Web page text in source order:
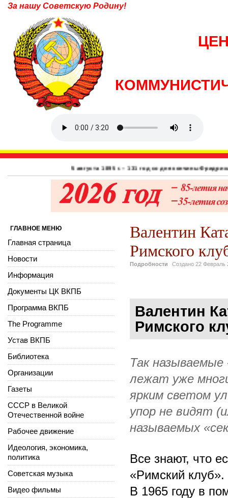
За нашу Советскую Родину!
5 августа 1895 г. – 131 год со дня кончины Фридриха
Валентин
Римского
Подробности Создано 22 Февраль
Валентин
Римского
Так
лежат уже
ярким светом
упор не видят
называемых
Все знают, что
«Римский
В 1965 году в
ГЛАВНОЕ МЕНЮ
Главная страница
Новости
Информация
Документы ЦК ВКПБ
Программа ВКПБ
The Programme
Устав ВКПБ
Библиотека
Организации
Газеты
СССР в Великой
Отечественной войне
Рабочее движение
Идеология, экономика,
политика
Советская музыка
Видео фильмы